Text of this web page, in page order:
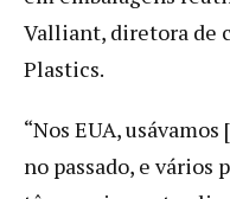
Valliant, diretora de
Plastics.
“Nos EUA,
no passado, e vários